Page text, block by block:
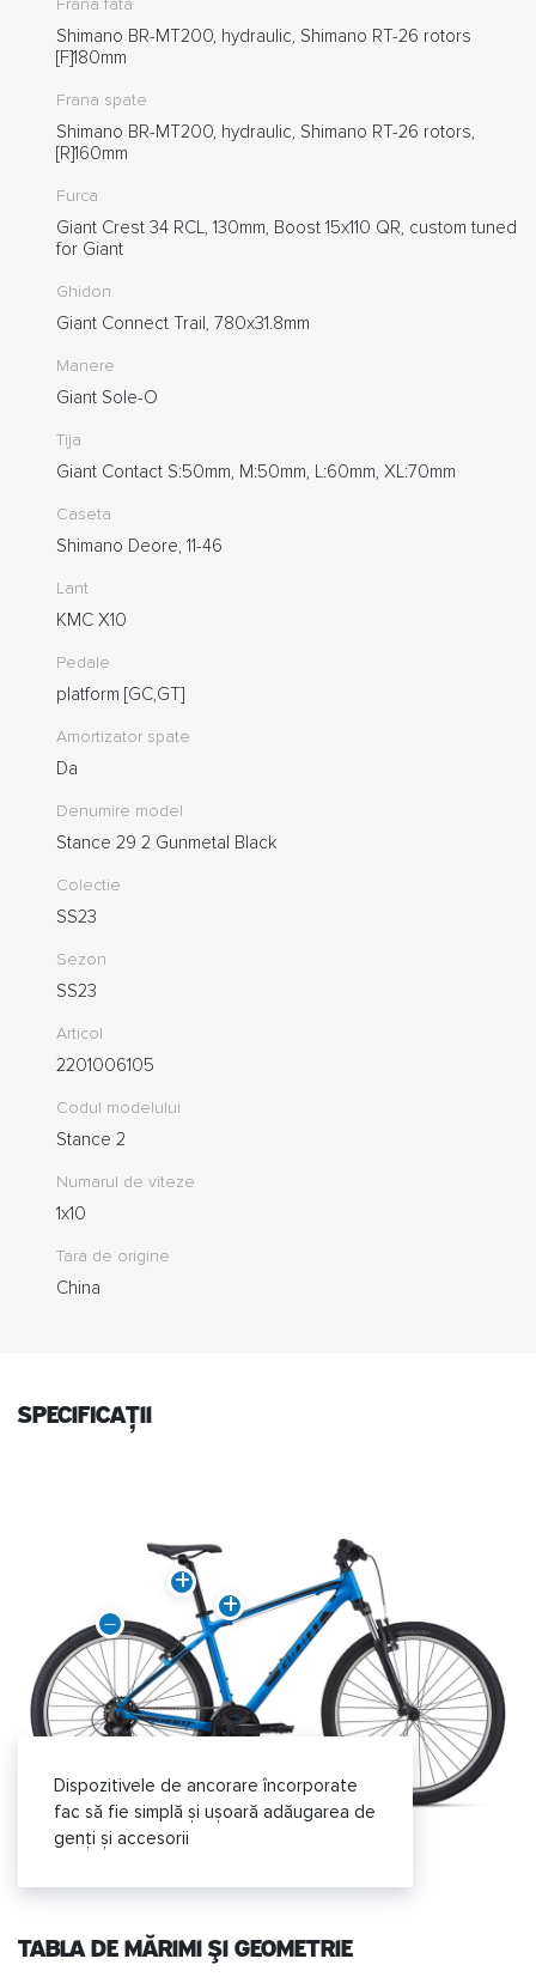
Shimano BR-MT200, hydraulic, Shimano RT-26 rotors
[F]180mm
Frana spate
Shimano BR-MT200, hydraulic, Shimano RT-26 rotors,
[R]160mm
Furca
Giant Crest 34 RCL, 130mm, Boost 15x110 QR, custom tuned
for Giant
Ghidon
Giant Connect Trail, 780x31.8mm
Manere
Giant Sole-O
Tija
Giant Contact S:50mm, M:50mm, L:60mm, XL:70mm
Caseta
Shimano Deore, 11-46
Lant
KMC X10
Pedale
platform [GC,GT]
Amortizator spate
Da
Denumire model
Stance 29 2 Gunmetal Black
Colectie
SS23
Sezon
SS23
Articol
2201006105
Codul modelului
Stance 2
Numarul de viteze
1x10
Tara de origine
China
specificații
Dispozitivele de ancorare încorporate
fac să fie simplă și ușoară adăugarea de
genți și accesorii
TABLA DE MĂRIMI ȘI GEOMETRIE